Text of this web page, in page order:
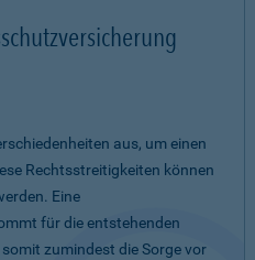
aus, um einen
Rechtsstreitigkeiten können
Eine
für die entstehenden
zumindest die Sorge vor